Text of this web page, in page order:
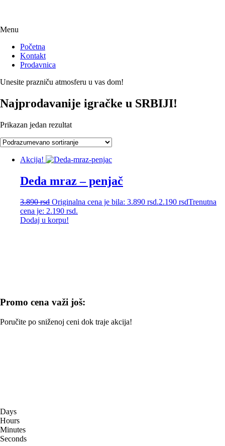
Menu
Početna
Kontakt
Prodavnica
Unesite prazniču atmosferu u vas dom!
Najprodavanije igračke u SRBIJI!
Prikazan jedan rezultat
Akcija!
Deda mraz – penjač
3.890rsd Originalna cena je bila: 3.890 rsd.2.190 rsdTrenutna
cena je: 2.190 rsd.
Dodaj u korpu!
Promo cena važi još:
Poručite po sniženoj ceni dok traje akcija!
Days
Hours
Minutes
Seconds